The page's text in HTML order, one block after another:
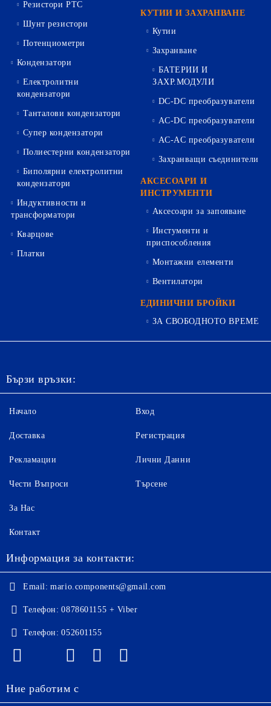
Резистори PTC
Шунт резистори
Потенциометри
Кондензатори
Електролитни
кондензатори
Танталови кондензатори
Супер кондензатори
Полиестерни кондензатори
Биполярни електролитни
кондензатори
Индуктивности и
трансформатори
Кварцове
Платки
КУТИИ И ЗАХРАНВАНЕ
Кутии
Захранване
БАТЕРИИ И
ЗАХР.МОДУЛИ
DC-DC преобразуватели
AC-DC преобразуватели
AC-AC преобразуватели
Захранващи съединители
АКСЕСОАРИ И
ИНСТРУМЕНТИ
Аксесоари за запояване
Инстументи и
приспособления
Монтажни елементи
Вентилатори
ЕДИНИЧНИ БРОЙКИ
ЗА СВОБОДНОТО ВРЕМЕ
Бързи връзки:
Начало
Доставка
Рекламации
Чести Въпроси
Вход
Регистрация
Лични Данни
Търсене
За Нас
Контакт
Информация за контакти:
Email: mario.components@gmail.com
Телефон: 0878601155 + Viber
Телефон: 052601155
Ние работим с